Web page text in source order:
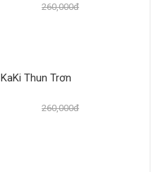
260,000đ
Thun Trơn
260,000đ